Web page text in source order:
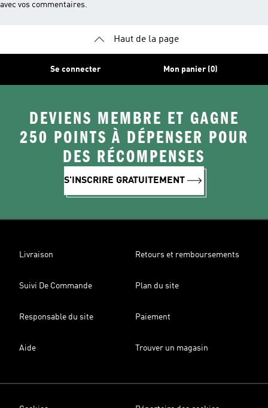
avec vos commentaires.
Haut de la page
Se connecter Mon panier (0)
DEVIENS MEMBRE ET GAGNE
250 POINTS À DÉPENSER POUR
DES RÉCOMPENSES
S'INSCRIRE GRATUITEMENT
Livraison Retours et remboursements
Suivi De Commande Plan du site
Responsable du site Paiement
Aide Trouver un magasin